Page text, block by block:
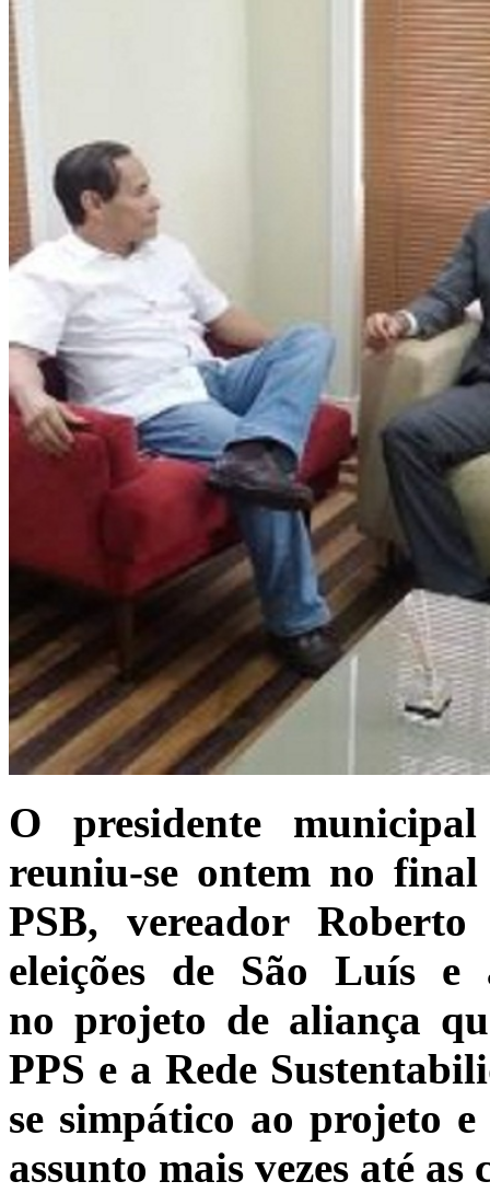
O presidente
reuniu-se ontem no
PSB, vereador
eleições de São Luís e
no projeto de aliança
PPS e a Rede
se simpático ao projeto
assunto mais vezes até as